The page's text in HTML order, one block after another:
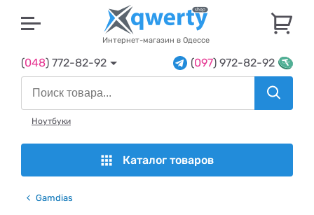
Интернет-магазин в Одессе
(048) 772-82-92 (097) 972-82-92
Ноутбуки
Каталог товаров
Gamdias